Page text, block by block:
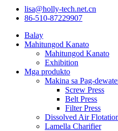
lisa@holly-tech.net.cn
86-510-87229907
Balay
Mahitungod Kanato
Mahitungod Kanato
Exhibition
Mga produkto
Makina sa Pag-
Screw Press
Belt Press
Filter Press
Dissolved Air
Lamella Charifier